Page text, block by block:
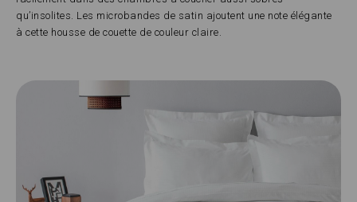
qu’insolites. Les microbandes de satin ajoutent une note élégante
à cette housse de couette de couleur claire.